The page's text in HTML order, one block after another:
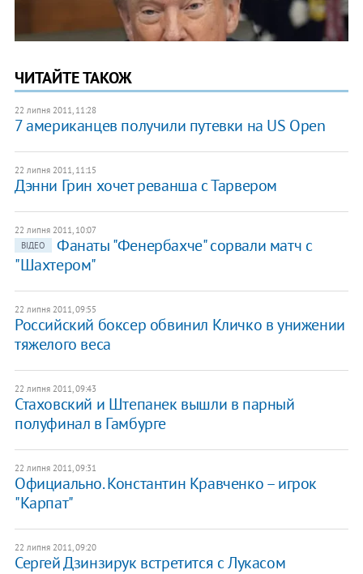
ЧИТАЙТЕ ТАКОЖ
22 липня 2011, 11:28
7 американцев получили путевки на US Open
22 липня 2011, 11:15
Дэнни Грин хочет реванша с Тарвером
22 липня 2011, 10:07
ВІДЕО
Фанаты "Фенербахче" сорвали матч с
"Шахтером"
22 липня 2011, 09:55
Российский боксер обвинил Кличко в унижении
тяжелого веса
22 липня 2011, 09:43
Стаховский и Штепанек вышли в парный
полуфинал в Гамбурге
22 липня 2011, 09:31
Официально. Константин Кравченко – игрок
"Карпат"
22 липня 2011, 09:20
Сергей Дзинзирук встретится с Лукасом